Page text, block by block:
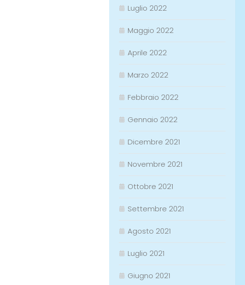
Luglio 2022
Maggio 2022
Aprile 2022
Marzo 2022
Febbraio 2022
Gennaio 2022
Dicembre 2021
Novembre 2021
Ottobre 2021
Settembre 2021
Agosto 2021
Luglio 2021
Giugno 2021